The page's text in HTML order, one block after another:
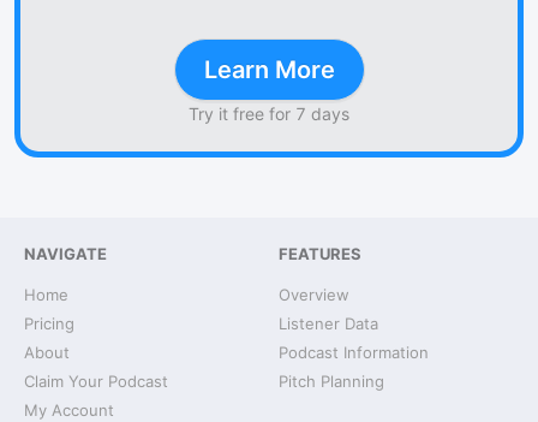
Learn More
Try it free for 7 days
NAVIGATE
Home
Pricing
About
Claim Your Podcast
My Account
FEATURES
Overview
Listener Data
Podcast Information
Pitch Planning